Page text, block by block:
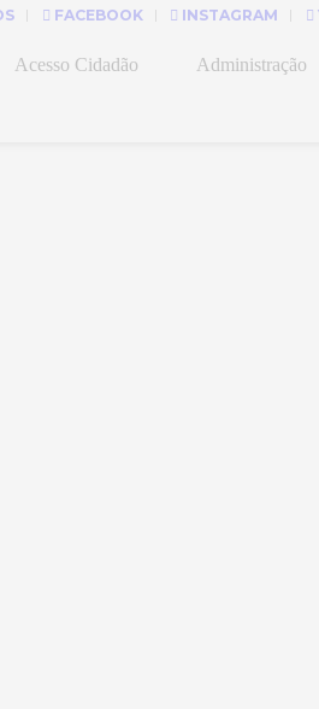
FACEBOOK INSTAGRAM
Acesso Cidadão Administração